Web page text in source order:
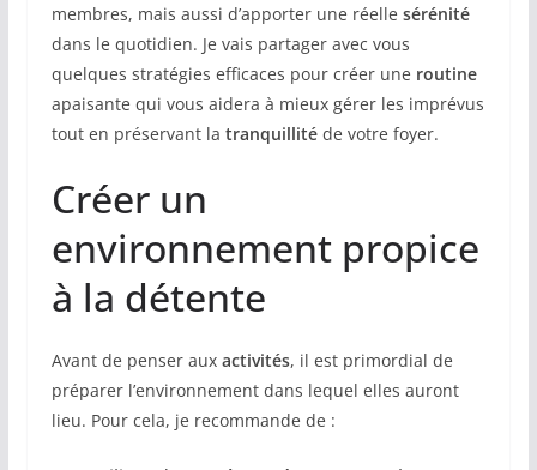
membres, mais aussi d’apporter une réelle sérénité
dans le quotidien. Je vais partager avec vous
quelques stratégies efficaces pour créer une routine
apaisante qui vous aidera à mieux gérer les imprévus
tout en préservant la tranquillitéde votre foyer.
Créer un
environnement propice
à la détente
Avant de penser aux activités, il est primordial de
préparer l’environnement dans lequel elles auront
lieu. Pour cela, je recommande de :